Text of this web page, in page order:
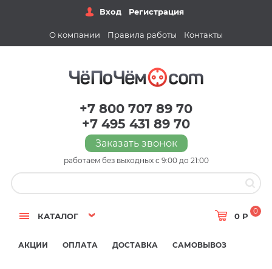
Вход Регистрация
О компании Правила работы Контакты
+7 800 707 89 70
+7 495 431 89 70
Заказать звонок
работаем без выходных с 9:00 до 21:00
КАТАЛОГ 0 Р
0
АКЦИИ ОПЛАТА ДОСТАВКА САМОВЫВОЗ